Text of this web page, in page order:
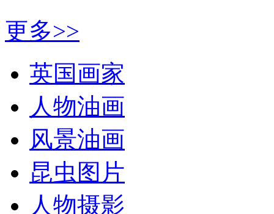
更多>>
英国画家
人物油画
风景油画
昆虫图片
人物摄影